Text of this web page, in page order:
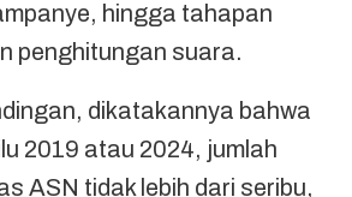
hingga tahapan
penghitungan suara.
dikatakannya bahwa
2019 atau 2024, jumlah
ASN tidak lebih dari seribu,